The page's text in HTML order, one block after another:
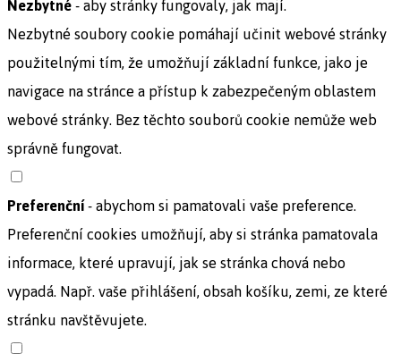
Nezbytné soubory cookie pomáhají učinit webové stránky
použitelnými tím, že umožňují základní funkce, jako je
navigace na stránce a přístup k zabezpečeným oblastem
webové stránky. Bez těchto souborů cookie nemůže web
správně fungovat.
Preferenční- abychom si pamatovali vaše preference.
Preferenční cookies umožňují, aby si stránka pamatovala
informace, které upravují, jak se stránka chová nebo
vypadá. Např. vaše přihlášení, obsah košíku, zemi, ze které
stránku navštěvujete.